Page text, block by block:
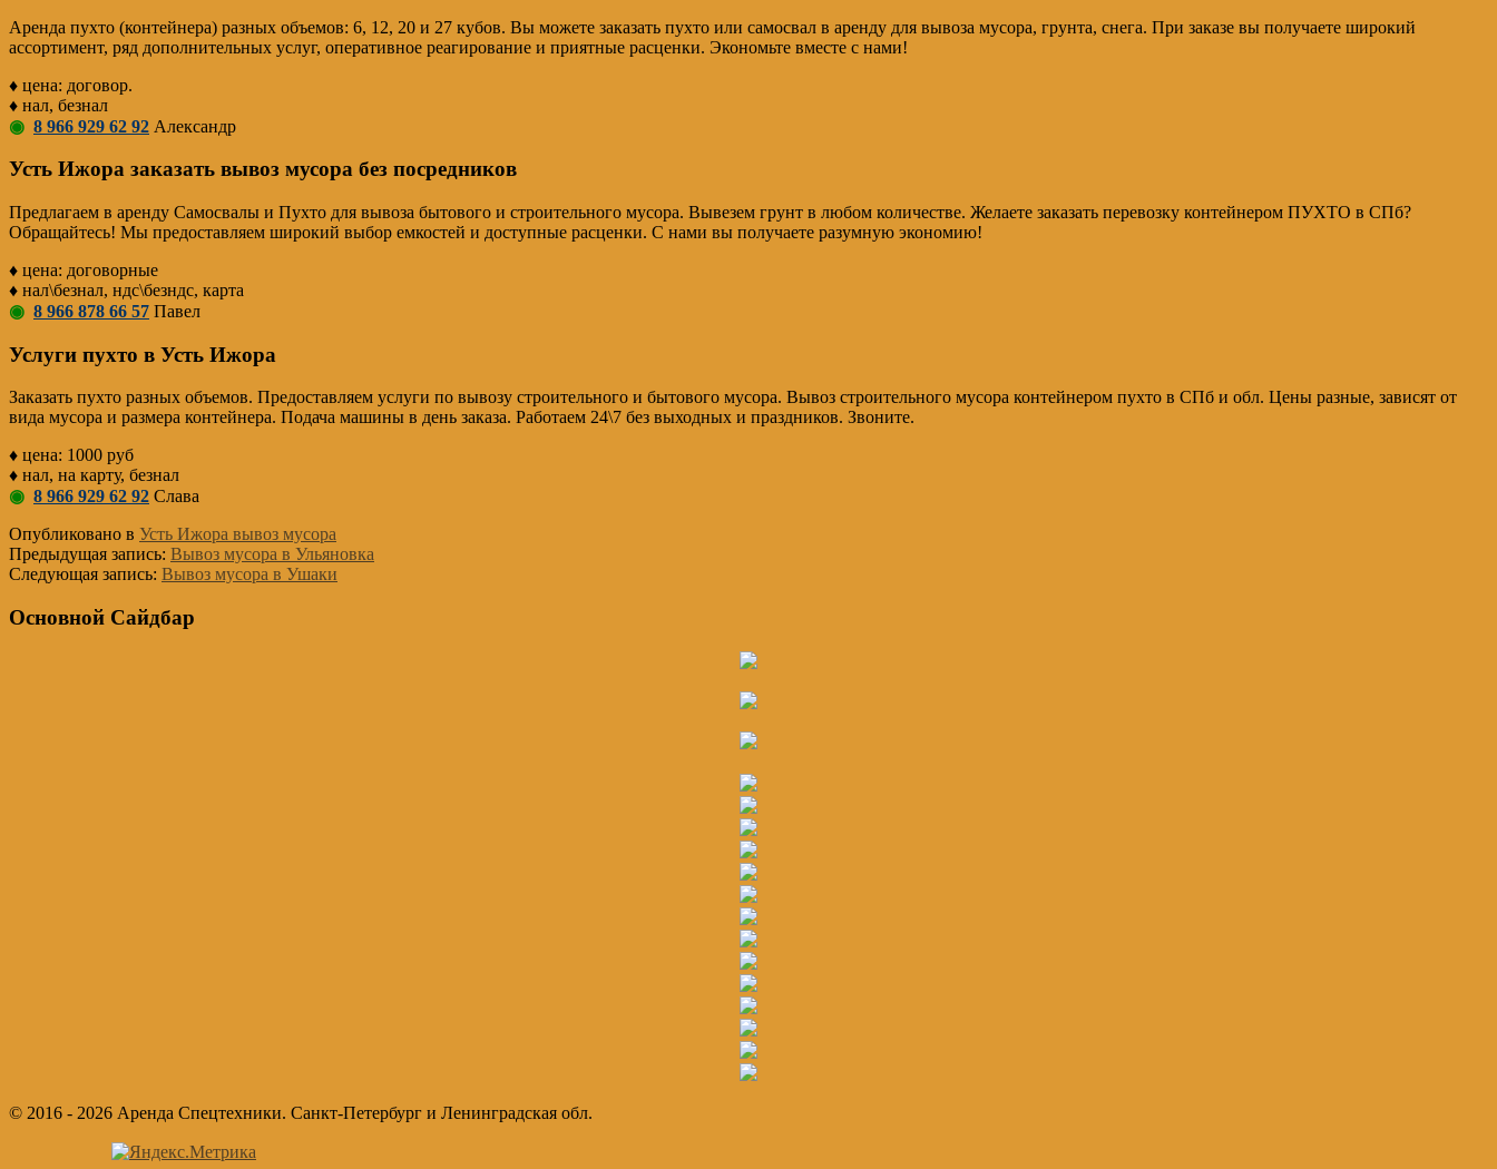
Аренда пухто (контейнера) разных объемов: 6, 12, 20 и 27 кубов. Вы можете заказать пухто или самосвал в аренду для вывоза мусора, грунта, снега. При заказе вы получаете широкий
ассортимент, ряд дополнительных услуг, оперативное реагирование и приятные расценки. Экономьте вместе с нами!
♦ цена: договор.
♦ нал, безнал
◉ 8 966 929 62 92 Александр
Усть Ижора заказать вывоз мусора без посредников
Предлагаем в аренду Самосвалы и Пухто для вывоза бытового и строительного мусора. Вывезем грунт в любом количестве. Желаете заказать перевозку контейнером ПУХТО в СПб?
Обращайтесь! Мы предоставляем широкий выбор емкостей и доступные расценки. С нами вы получаете разумную экономию!
♦ цена: договорные
♦ нал\безнал, ндс\безндс, карта
◉ 8 966 878 66 57 Павел
Услуги пухто в Усть Ижора
Заказать пухто разных объемов. Предоставляем услуги по вывозу строительного и бытового мусора. Вывоз строительного мусора контейнером пухто в СПб и обл. Цены разные, зависят от
вида мусора и размера контейнера. Подача машины в день заказа. Работаем 24\7 без выходных и праздников. Звоните.
♦ цена: 1000 руб
♦ нал, на карту, безнал
◉ 8 966 929 62 92 Слава
Опубликовано в Усть Ижора вывоз мусора
Предыдущая запись: Вывоз мусора в Ульяновка
Следующая запись: Вывоз мусора в Ушаки
Основной Сайдбар
© 2016 - 2026 Аренда Спецтехники. Санкт-Петербург и Ленинградская обл.